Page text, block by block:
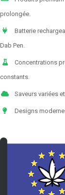
prolongée.
Batterie
Dab Pen.
Concentrations
constants.
Saveurs variées
Designs